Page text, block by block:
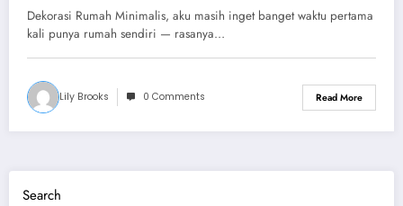
Dekorasi Rumah Minimalis, aku masih inget banget waktu pertama
kali punya rumah sendiri — rasanya…
Lily Brooks 0 Comments Read More
Search